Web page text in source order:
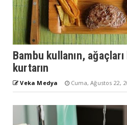
Bambu kullanın,
kurtarın
Veka Medya Cuma, Ağustos 22,